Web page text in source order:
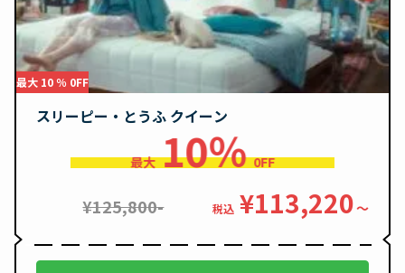
最大 10 ％ 0FF
スリーピー・とうふ クイーン
最大 10％ 0FF
¥125,800- 税込 ¥113,220〜